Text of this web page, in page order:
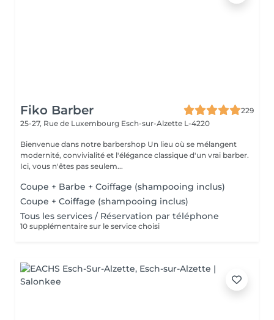
Fiko Barber
229
25-27, Rue de Luxembourg Esch-sur-Alzette L-4220
Bienvenue dans notre barbershop Un lieu où se mélangent
modernité, convivialité et l'élégance classique d'un vrai barber.
Ici, vous n'êtes pas seulem...
Coupe + Barbe + Coiffage (shampooing inclus)
Coupe + Coiffage (shampooing inclus)
Tous les services / Réservation par téléphone
10 supplémentaire sur le service choisi